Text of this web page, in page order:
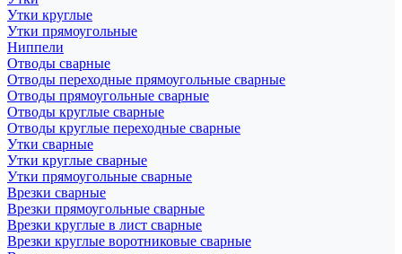
Утки круглые
Утки прямоугольные
Ниппели
Отводы сварные
Отводы переходные прямоугольные сварные
Отводы прямоугольные сварные
Отводы круглые сварные
Отводы круглые переходные сварные
Утки сварные
Утки круглые сварные
Утки прямоугольные сварные
Врезки сварные
Врезки прямоугольные сварные
Врезки круглые в лист сварные
Врезки круглые воротниковые сварные